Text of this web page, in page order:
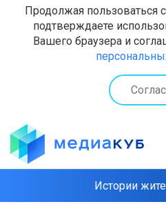
Продолжая пользоваться
подтверждаете
Вашего браузера и
Истории